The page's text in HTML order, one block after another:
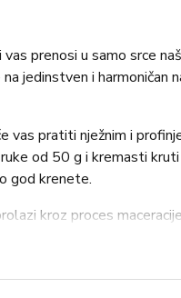
prenosi u samo srce
jedinstven i harmoničan
vas pratiti nježnim i
od 50 g i kremasti kruti
god krenete.
kroz proces
— što osigurava bolju